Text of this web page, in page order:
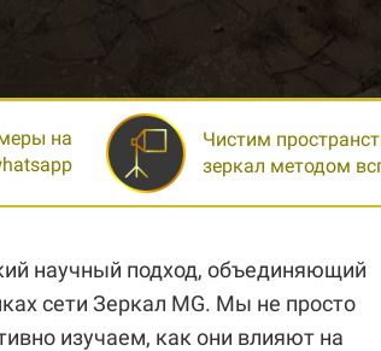
на
Чистим
зеркал методом
научный подход, объединяющий
сети Зеркал MG. Мы не просто
изучаем, как они влияют на